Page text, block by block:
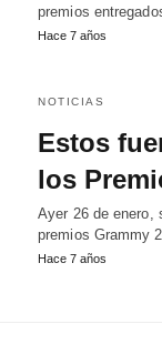
premios
Hace 7 años
NOTICIAS
Estos
los
Ayer 26 de enero,
premios Grammy
Hace 7 años